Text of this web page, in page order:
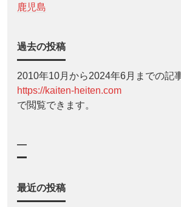
鹿児島
過去の投稿
2010年10月から2024年6月までの記
https://kaiten-heiten.com
で閲覧できます。
—
最近の投稿